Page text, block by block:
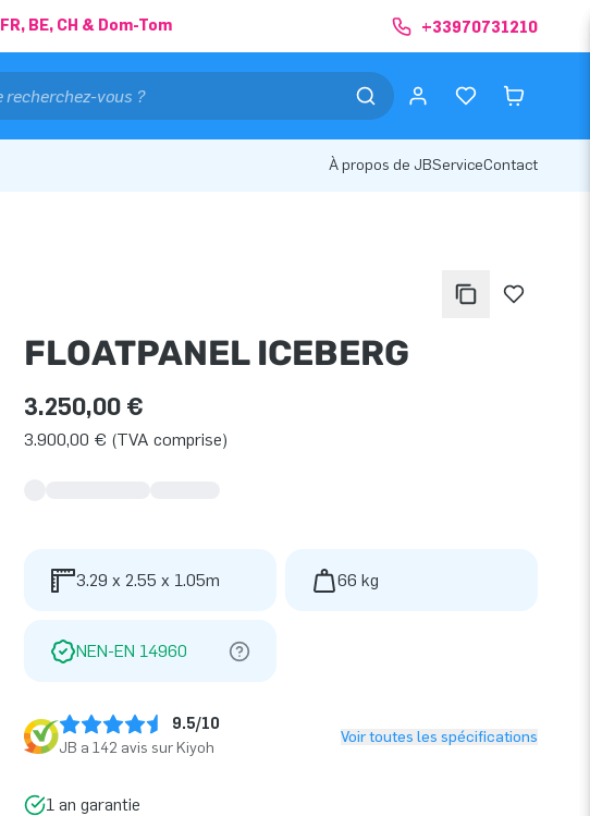
FR, BE, CH & Dom-Tom +33970731210
À propos de JBServiceContact
FLOATPANEL ICEBERG
3.250,00 €
3.900,00 € (TVA comprise)
3.29 x 2.55 x 1.05m 66 kg
NEN-EN 14960
9.5/10
JB a 142 avis sur Kiyoh
Voir toutes les spécifications
1 an garantie